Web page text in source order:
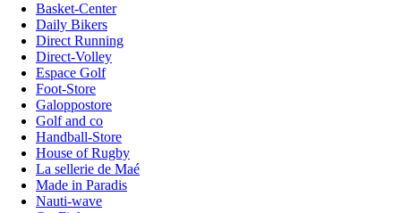
Basket-Center
Daily Bikers
Direct Running
Direct-Volley
Espace Golf
Foot-Store
Galoppostore
Golf and co
Handball-Store
House of Rugby
La sellerie de Maé
Made in Paradis
Nauti-wave